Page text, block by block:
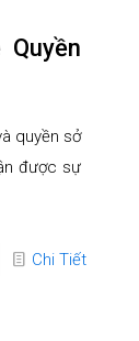
Quyền
quyền sở
được sự
Chi Tiết